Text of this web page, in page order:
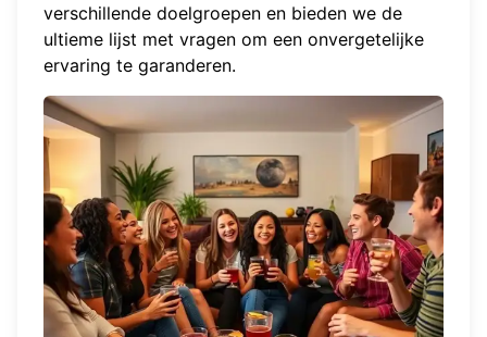
verschillende doelgroepen en bieden we de
ultieme lijst met vragen om een onvergetelijke
ervaring te garanderen.